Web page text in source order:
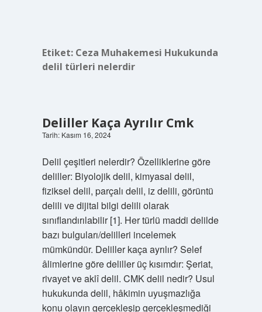
Etiket: Ceza Muhakemesi Hukukunda
delil türleri nelerdir
Deliller Kaça Ayrılır Cmk
Tarih: Kasım 16, 2024
Delil çeşitleri nelerdir? Özelliklerine göre
deliller: Biyolojik delil, kimyasal delil,
fiziksel delil, parçalı delil, iz delili, görüntü
delili ve dijital bilgi delili olarak
sınıflandırılabilir [1]. Her türlü maddi delilde
bazı bulguları/delilleri incelemek
mümkündür. Deliller kaça ayrılır? Selef
âlimlerine göre deliller üç kısımdır: Şeriat,
rivayet ve aklî delil. CMK delil nedir? Usul
hukukunda delil, hâkimin uyuşmazlığa
konu olayın gerçekleşip gerçekleşmediği